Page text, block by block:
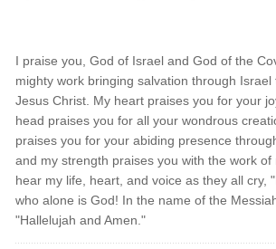
I praise you, God of Israel and God of the
mighty work bringing salvation through Israel
Jesus Christ. My heart praises you for your
head praises you for all your wondrous
praises you for your abiding presence
and my strength praises you with the work of
hear my life, heart, and voice as they all cry,
who alone is God! In the name of the
"Hallelujah and Amen."